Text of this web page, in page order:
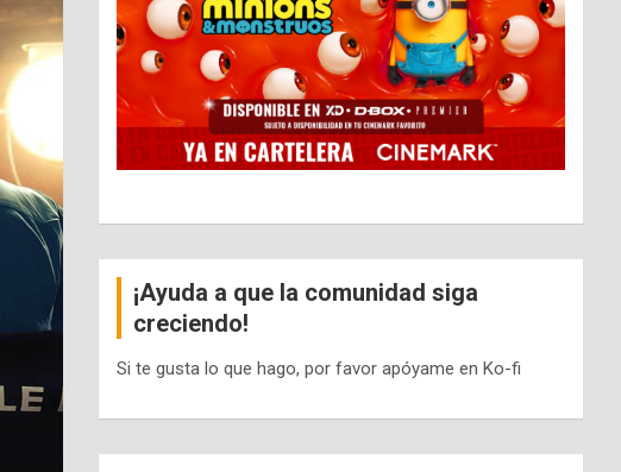
¡Ayuda a que la comunidad siga
creciendo!
Si te gusta lo que hago, por favor apóyame en Ko-fi